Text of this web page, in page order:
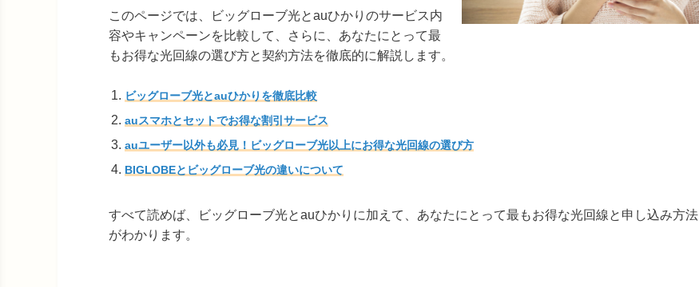
このページでは、ビッグローブ光とauひかりのサービス内
容やキャンペーンを比較して、さらに、あなたにとって最
もお得な光回線の選び方と契約方法を徹底的に解説します。
ビッグローブ光とauひかりを徹底比較
auスマホとセットでお得な割引サービス
auユーザー以外も必見！ビッグローブ光以上にお得な光回線の選び方
BIGLOBEとビッグローブ光の違いについて
すべて読めば、ビッグローブ光とauひかりに加えて、あなたにとって最もお得な光回線と申し込み方法
がわかります。